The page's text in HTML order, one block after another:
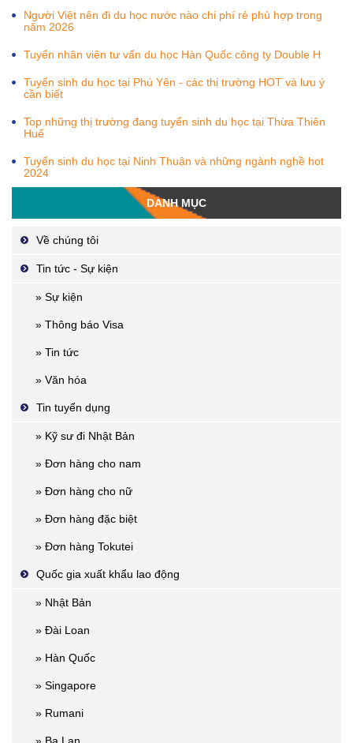
Người Việt nên đi du học nước nào chi phí rẻ phù hợp trong
năm 2026
Tuyển nhân viên tư vấn du học Hàn Quốc công ty Double H
Tuyển sinh du học tại Phú Yên - các thị trường HOT và lưu ý
cần biết
Top những thị trường đang tuyển sinh du học tại Thừa Thiên
Huế
Tuyển sinh du học tại Ninh Thuận và những ngành nghề hot
2024
DANH MỤC
Về chúng tôi
Tin tức - Sự kiện
» Sự kiện
» Thông báo Visa
» Tin tức
» Văn hóa
Tin tuyển dụng
» Kỹ sư đi Nhật Bản
» Đơn hàng cho nam
» Đơn hàng cho nữ
» Đơn hàng đặc biệt
» Đơn hàng Tokutei
Quốc gia xuất khẩu lao động
» Nhật Bản
» Đài Loan
» Hàn Quốc
» Singapore
» Rumani